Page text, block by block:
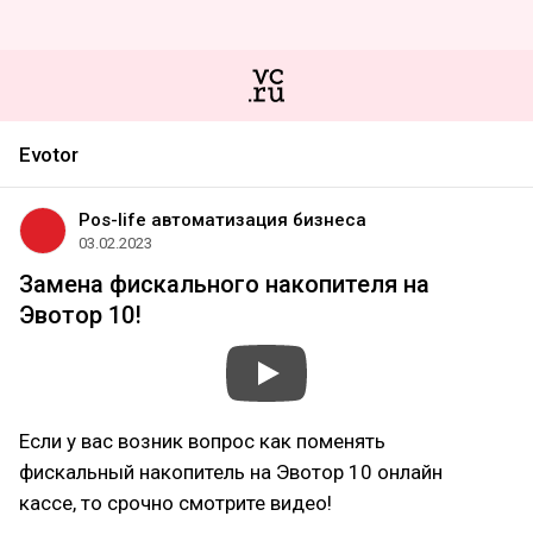
Evotor
Pos-life автоматизация бизнеса
03.02.2023
Замена фискального накопителя на
Эвотор 10!
Если у вас возник вопрос как поменять
фискальный накопитель на Эвотор 10 онлайн
кассе, то срочно смотрите видео!